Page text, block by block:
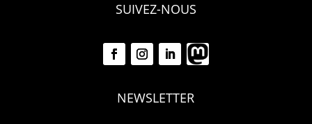
SUIVEZ-NOUS
NEWSLETTER